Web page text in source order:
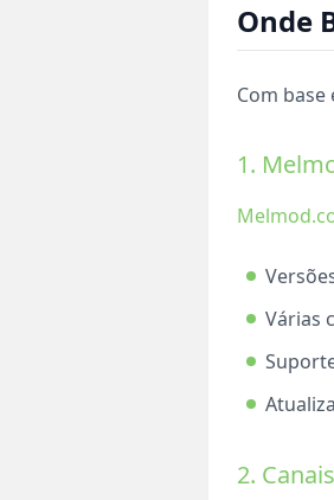
Onde
Com
1.
Várias
2.